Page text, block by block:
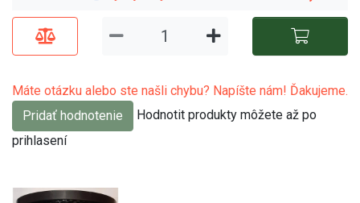
Máte otázku alebo ste našli chybu? Napíšte nám! Ďakujeme.
Pridať hodnotenie
Hodnotit produkty môžete až po
prihlasení